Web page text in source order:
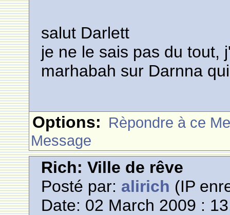
salut Darlett
je ne le sais pas du tout,
marhabah sur Darnna
Options: Rèpondre à ce
Message
Rich: Ville de rêve
Posté par: alirich (IP
Date: 02 March 2009 :